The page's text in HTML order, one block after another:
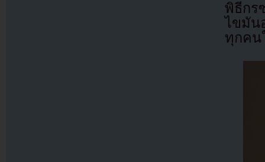
พิธีกร
ไขมัน
ทุกคน